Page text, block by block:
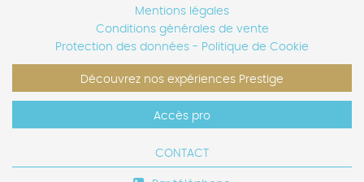
Mentions légales
Conditions générales de vente
Protection des données - Politique de Cookie
Découvrez nos expériences Prestige
Accès pro
CONTACT